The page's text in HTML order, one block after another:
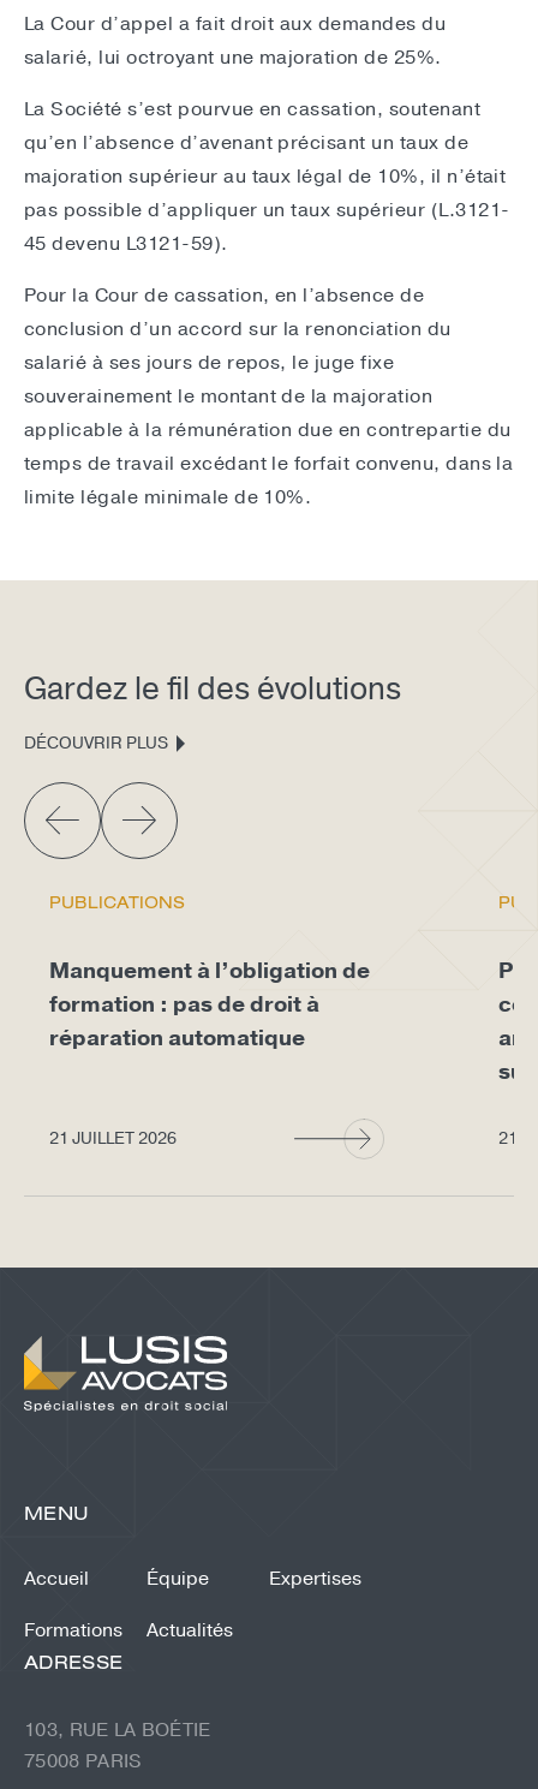
La Cour d’appel a fait droit aux demandes du
salarié, lui octroyant une majoration de 25%.
La Société s’est pourvue en cassation, soutenant
qu’en l’absence d’avenant précisant un taux de
majoration supérieur au taux légal de 10%, il n’était
pas possible d’appliquer un taux supérieur (L.3121-
45 devenu L3121-59).
Pour la Cour de cassation, en l’absence de
conclusion d’un accord sur la renonciation du
salarié à ses jours de repos, le juge fixe
souverainement le montant de la majoration
applicable à la rémunération due en contrepartie du
temps de travail excédant le forfait convenu, dans la
limite légale minimale de 10%.
Gardez le fil des évolutions
DÉCOUVRIR PLUS
PUBLICATIONS
Manquement à l’obligation de
formation : pas de droit à
réparation automatique
21 JUILLET 2026 21
ADRESSE
103, RUE LA BOÉTIE
75008 PARIS
MENU
Accueil Équipe
Expertises
Formations
Actualités